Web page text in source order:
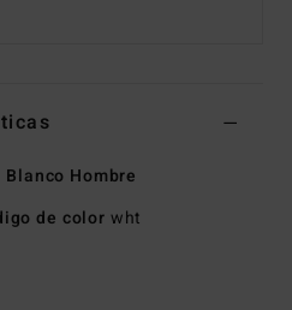
Hombre
de color wht